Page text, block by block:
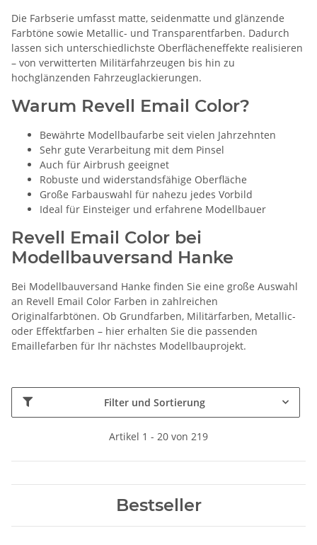
Die Farbserie umfasst matte, seidenmatte und glänzende
Farbtöne sowie Metallic- und Transparentfarben. Dadurch
lassen sich unterschiedlichste Oberflächeneffekte realisieren
– von verwitterten Militärfahrzeugen bis hin zu
hochglänzenden Fahrzeuglackierungen.
Warum Revell Email Color?
Bewährte Modellbaufarbe seit vielen Jahrzehnten
Sehr gute Verarbeitung mit dem Pinsel
Auch für Airbrush geeignet
Robuste und widerstandsfähige Oberfläche
Große Farbauswahl für nahezu jedes Vorbild
Ideal für Einsteiger und erfahrene Modellbauer
Revell Email Color bei
Modellbauversand Hanke
Bei Modellbauversand Hanke finden Sie eine große Auswahl
an Revell Email Color Farben in zahlreichen
Originalfarbtönen. Ob Grundfarben, Militärfarben, Metallic-
oder Effektfarben – hier erhalten Sie die passenden
Emaillefarben für Ihr nächstes Modellbauprojekt.
Filter und Sortierung
Artikel 1 - 20 von 219
Bestseller